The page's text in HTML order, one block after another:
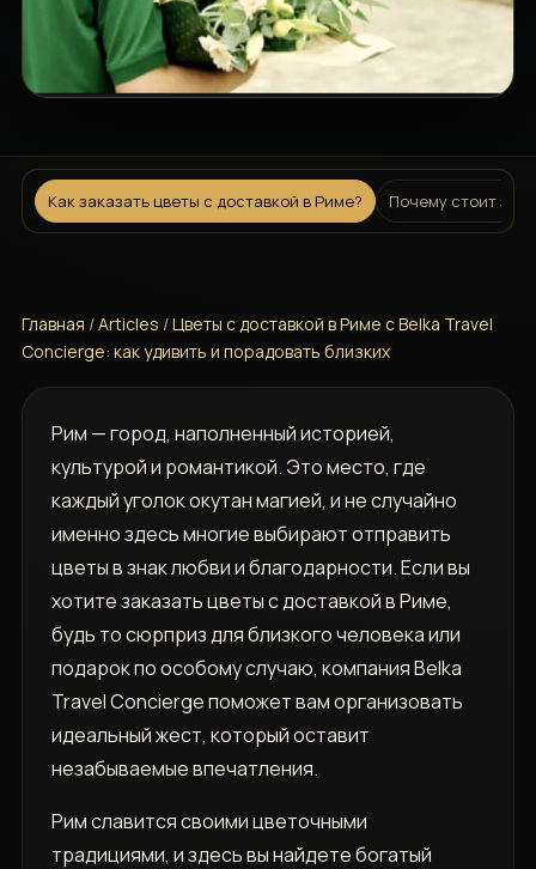
Как заказать цветы с доставкой в Риме? Почему стоит
Главная /Articles /Цветы с доставкой в Риме с Belka Travel
Concierge: как удивить и порадовать близких
Рим — город, наполненный историей,
культурой и романтикой. Это место, где
каждый уголок окутан магией, и не случайно
именно здесь многие выбирают отправить
цветы в знак любви и благодарности. Если вы
хотите заказать цветы с доставкой в Риме,
будь то сюрприз для близкого человека или
подарок по особому случаю, компания Belka
Travel Concierge поможет вам организовать
идеальный жест, который оставит
незабываемые впечатления.
Рим славится своими цветочными
традициями, и здесь вы найдете богатый